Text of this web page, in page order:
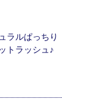
ラルぱっちり
トラッシュ♪